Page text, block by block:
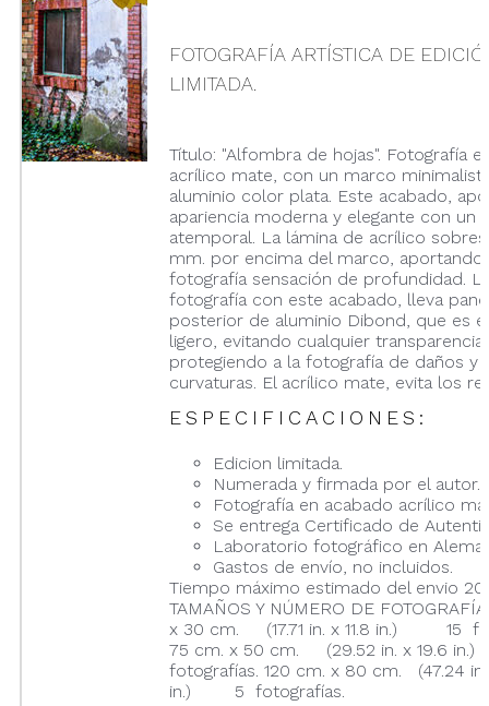
FOTOGRAFÍA ARTÍSTICA DE
LIMITADA.
Título: "Alfombra de hojas". Fotografía
acrílico mate, con un marco
aluminio color plata. Este acabado,
apariencia moderna y elegante con un
atemporal. La lámina de acrílico
mm. por encima del marco, aportando
fotografía sensación de profundidad.
fotografía con este acabado, lleva
posterior de aluminio Dibond, que es
ligero, evitando cualquier
protegiendo a la fotografía de daños y
curvaturas. El acrílico mate, evita los
ESPECIFICACIONES:
Edicion limitada.
Numerada y firmada por el autor.
Fotografía en acabado acrílico
Se entrega Certificado de
Laboratorio fotográfico en
Gastos de envío, no incluidos.
Tiempo máximo estimado del envio 20
TAMAÑOS Y NÚMERO DE
x 30 cm. (17.71 in. x 11.8 in.) 15
75 cm. x 50 cm. (29.52 in. x 19.6
fotografías. 120 cm. x 80 cm. (47.24 in.
in.) 5 fotografías.